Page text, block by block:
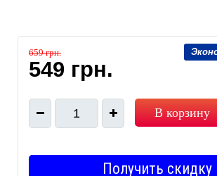
ухаживать, так как она не требует особых усилий для
Цвет:Белый
Комплектация:
Панель
Количество грузовых мест:1
Габариты упаковки, мм: 515х700х20
Панель боковая
659 грн.
549 грн.
1 В корзину
Получить скидку